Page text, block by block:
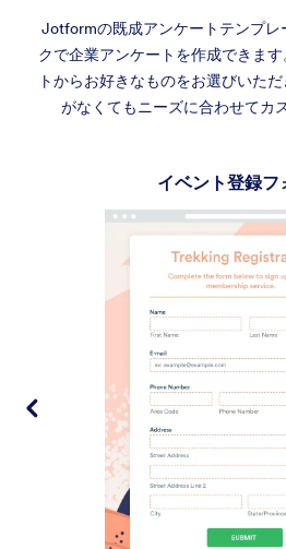
Jotformの既成アンケートテンプレ
クで企業アンケートを作成できま
トからお好きなものをお選びいた
がなくてもニーズに合わせてカ
イベント登録フ